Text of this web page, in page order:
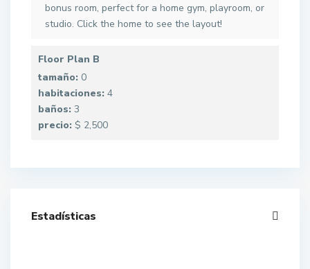
bonus room, perfect for a home gym, playroom, or
studio. Click the home to see the layout!
Floor Plan B
tamaño: 0
habitaciones: 4
baños: 3
precio: $ 2,500
Estadísticas